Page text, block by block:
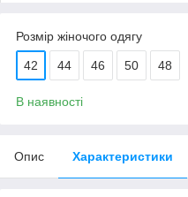
Розмір жіночого одягу
42 44 46 50 48
В наявності
Опис Характеристики